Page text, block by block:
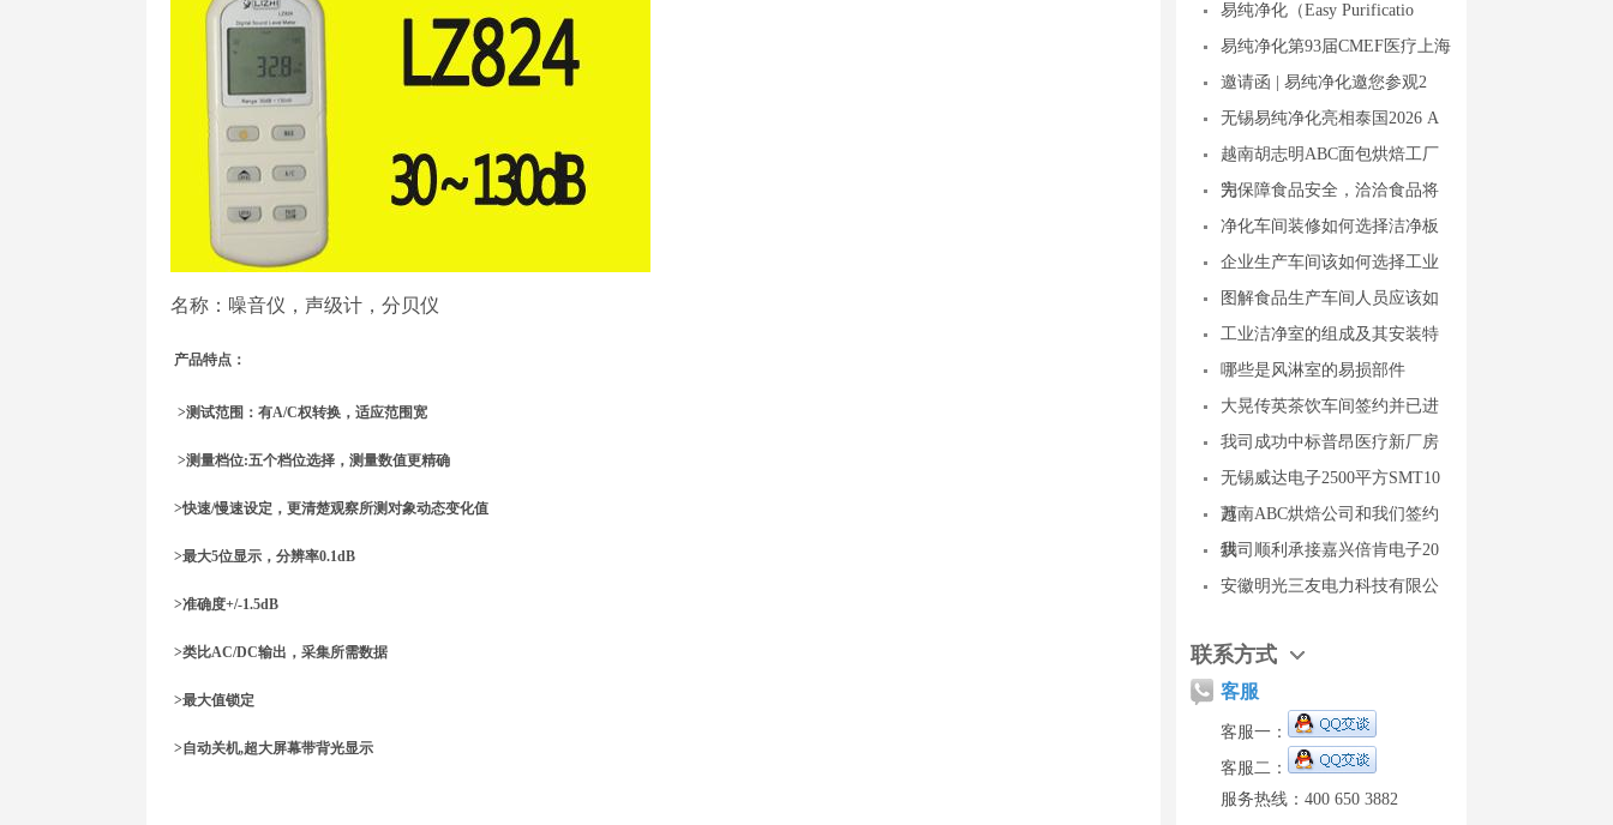
名称：噪音仪，声级计，分贝仪
产品特点：
>测试范围：有A/C权转换，适应范围宽
>测量档位:五个档位选择，测量数值更精确
>快速/慢速设定，更清楚观察所测对象动态变化值
>最大5位显示，分辨率0.1dB
>准确度+/-1.5dB
>类比AC/DC输出，采集所需数据
>最大值锁定
>自动关机,超大屏幕带背光显示
易纯净化（Easy Purificatio
易纯净化第93届CMEF医疗上海
邀请函 | 易纯净化邀您参观2
无锡易纯净化亮相泰国2026 A
越南胡志明ABC面包烘焙工厂
完
为保障食品安全，洽洽食品将
净化车间装修如何选择洁净板
企业生产车间该如何选择工业
图解食品生产车间人员应该如
工业洁净室的组成及其安装特
哪些是风淋室的易损部件
大晃传英茶饮车间签约并已进
我司成功中标普昂医疗新厂房
无锡威达电子2500平方SMT10
万
越南ABC烘焙公司和我们签约
烘
我司顺利承接嘉兴倍肯电子20
安徽明光三友电力科技有限公
联系方式
客服
客服一：
客服二：
服务热线：400 650 3882